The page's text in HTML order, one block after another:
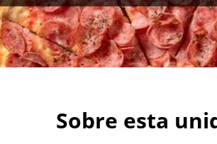
Sobre esta